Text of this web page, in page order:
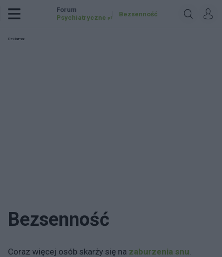
Forum
Psychiatryczne .pl Bezsenność
Reklama:
Bezsenność
Coraz więcej osób skarży się na zaburzenia snu.